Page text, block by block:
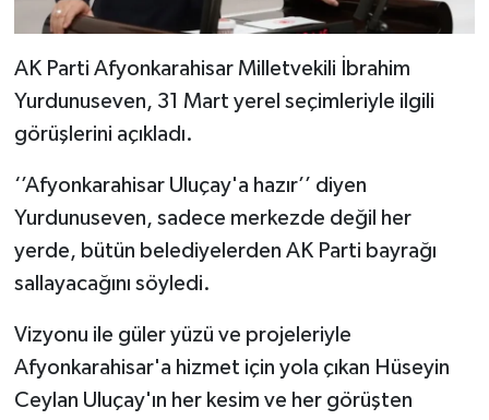
AK Parti Afyonkarahisar Milletvekili İbrahim
Yurdunuseven, 31 Mart yerel seçimleriyle ilgili
görüşlerini açıkladı.
‘’Afyonkarahisar Uluçay'a hazır’’ diyen
Yurdunuseven, sadece merkezde değil her
yerde, bütün belediyelerden AK Parti bayrağı
sallayacağını söyledi.
Vizyonu ile güler yüzü ve projeleriyle
Afyonkarahisar'a hizmet için yola çıkan Hüseyin
Ceylan Uluçay'ın her kesim ve her görüşten